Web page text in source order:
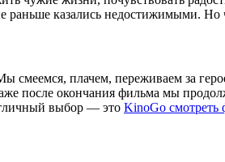
раньше казались недостижимыми.
плачем, переживаем за
после окончания фильма мы
выбор — это KinoGo